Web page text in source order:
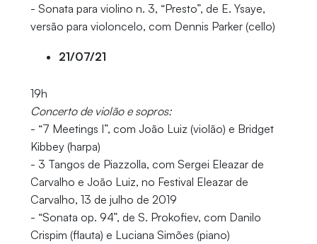
- Sonata para violino n. 3, “Presto”, de E. Ysaye,
versão para violoncelo, com Dennis Parker (cello)
21/07/21
19h
Concerto de violão e sopros:
- “7 Meetings I”, com João Luiz (violão) e Bridget
Kibbey (harpa)
- 3 Tangos de Piazzolla, com Sergei Eleazar de
Carvalho e João Luiz, no Festival Eleazar de
Carvalho, 13 de julho de 2019
- “Sonata op. 94”, de S. Prokofiev, com Danilo
Crispim (flauta) e Luciana Simões (piano)